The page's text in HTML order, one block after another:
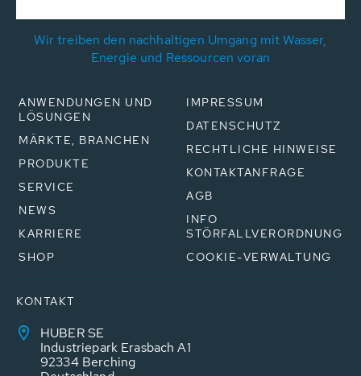
Wir treiben den nachhaltigen Umgang mit Wasser,
Energie und Ressourcen voran
ANWENDUNGEN UND
LÖSUNGEN
MÄRKTE, BRANCHEN
PRODUKTE
SERVICE
NEWS
KARRIERE
SHOP
IMPRESSUM
DATENSCHUTZ
RECHTLICHE HINWEISE
KONTAKTANFRAGE
AGB
INFO
STÖRFALLVERORDNUNG
COOKIE-VERWALTUNG
KONTAKT
HUBER SE
Industriepark Erasbach A1
92334 Berching